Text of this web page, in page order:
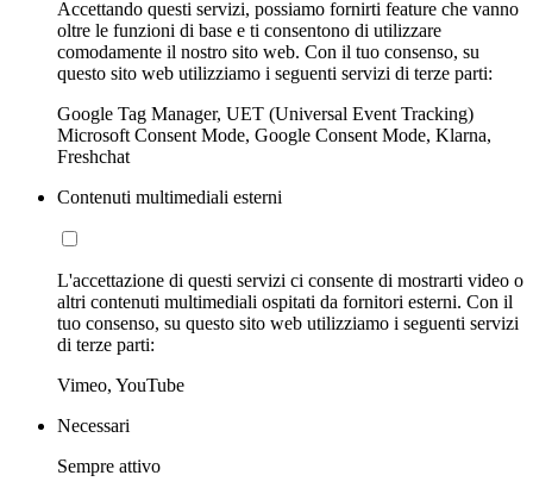
Accettando questi servizi, possiamo fornirti feature che vanno
oltre le funzioni di base e ti consentono di utilizzare
comodamente il nostro sito web. Con il tuo consenso, su
questo sito web utilizziamo i seguenti servizi di terze parti:
Google Tag Manager, UET (Universal Event Tracking)
Microsoft Consent Mode, Google Consent Mode, Klarna,
Freshchat
Contenuti multimediali esterni
L'accettazione di questi servizi ci consente di mostrarti video o
altri contenuti multimediali ospitati da fornitori esterni. Con il
tuo consenso, su questo sito web utilizziamo i seguenti servizi
di terze parti:
Vimeo, YouTube
Necessari
Sempre attivo